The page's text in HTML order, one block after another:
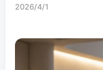
2026/4/1